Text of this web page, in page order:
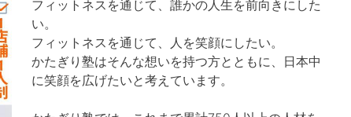
フィットネスを通じて、誰かの人生を前向きにした
い。
フィットネスを通じて、人を笑顔にしたい。
かたぎり塾はそんな想いを持つ方とともに、日本中
に笑顔を広げたいと考えています。